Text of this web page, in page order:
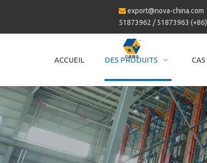
 export@nova-china.com
51873962 / 51873963
ACCUEIL DES PRODUITS